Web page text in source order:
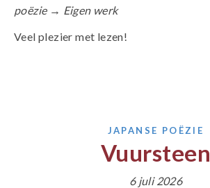
poëzie→ Eigen werk
Veel plezier met lezen!
JAPANSE POËZIE
Vuursteen
6 juli 2026